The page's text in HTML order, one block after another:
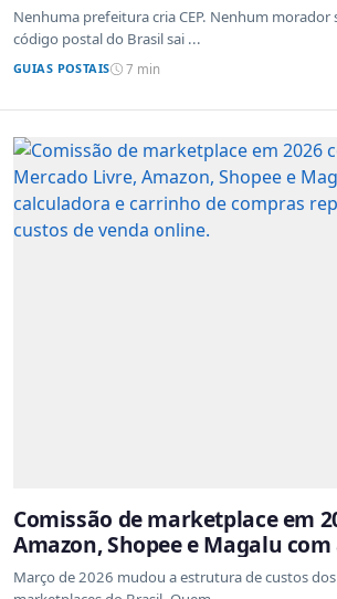
Nenhuma prefeitura cria CEP. Nenhum morador
código postal do Brasil sai ...
GUIAS POSTAIS 7 min
Comissão de marketplace em
Amazon, Shopee e Magalu
atualizadas
Março de 2026 mudou a estrutura de custos